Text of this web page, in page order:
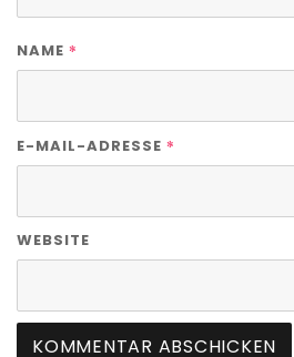
NAME *
E-MAIL-ADRESSE *
WEBSITE